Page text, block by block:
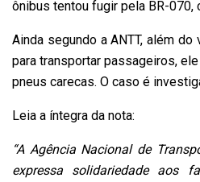
ônibus tentou fugir pela BR-070,
Ainda segundo a ANTT, além
para transportar passageiros,
pneus carecas. O caso é
Leia a íntegra da nota:
“A Agência Nacional de
expressa solidariedade aos